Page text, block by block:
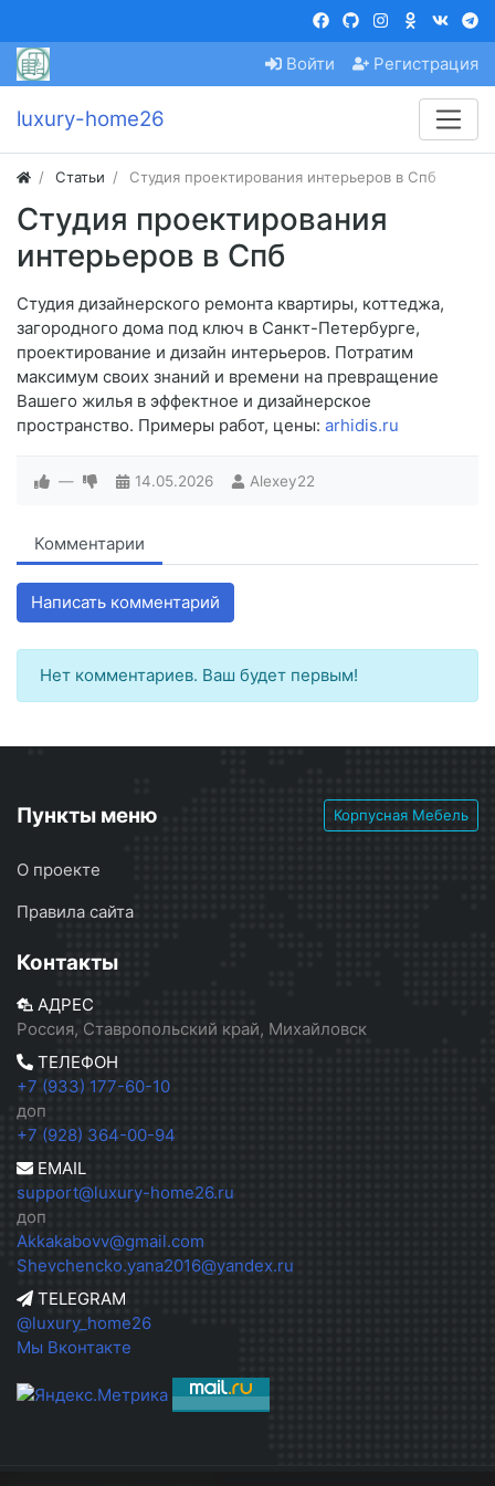
Войти Регистрация
luxury-home26
Статьи Студия проектирования интерьеров в Спб
Студия проектирования
интерьеров в Спб
Студия дизайнерского ремонта квартиры, коттеджа,
загородного дома под ключ в Санкт-Петербурге,
проектирование и дизайн интерьеров. Потратим
максимум своих знаний и времени на превращение
Вашего жилья в эффектное и дизайнерское
пространство. Примеры работ, цены: arhidis.ru
— 14.05.2026 Alexey22
Комментарии
Написать комментарий
Нет комментариев. Ваш будет первым!
Пункты меню Корпусная Мебель
О проекте
Правила сайта
Контакты
АДРЕС
Россия, Ставропольский край, Михайловск
ТЕЛЕФОН
+7 (933) 177-60-10
доп
+7 (928) 364-00-94
EMAIL
support@luxury-home26.ru
доп
Akkakabovv@gmail.com
Shevchencko.yana2016@yandex.ru
TELEGRAM
@luxury_home26
Мы Вконтакте